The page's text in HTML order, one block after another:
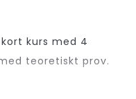
kurs med 4
teoretiskt prov.